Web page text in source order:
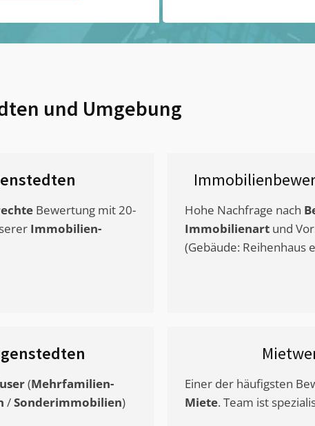
und Umgebung
Bewertung mit 20-
Immobilien-
Hohe Nachfrage nach
Immobilienart und
(Gebäude: Reihenhaus
(Mehrfamilien-
/Sonderimmobilien)
Einer der häufigsten
Miete. Team ist